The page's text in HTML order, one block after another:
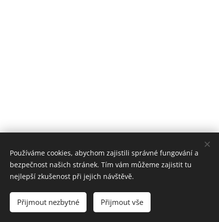
© 2018 - 2025 Oslíci na cestách | Všechna práva vyhrazena
Cookies
Používáme cookies, abychom zajistili správné fungování a
bezpečnost našich stránek. Tím vám můžeme zajistit tu
nejlepší zkušenost při jejich návštěvě.
Přijmout nezbytné Přijmout vše